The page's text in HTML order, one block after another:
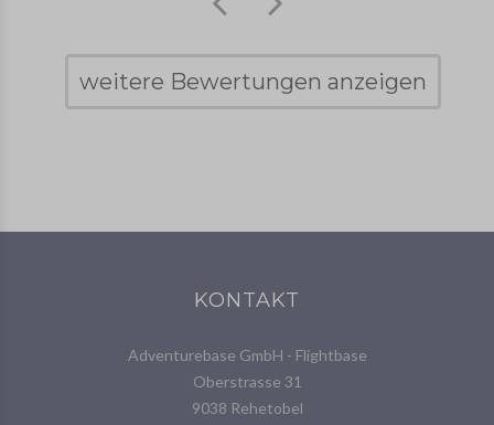
weitere Bewertungen anzeigen
KONTAKT
Adventurebase GmbH - Flightbase
Oberstrasse 31
9038 Rehetobel